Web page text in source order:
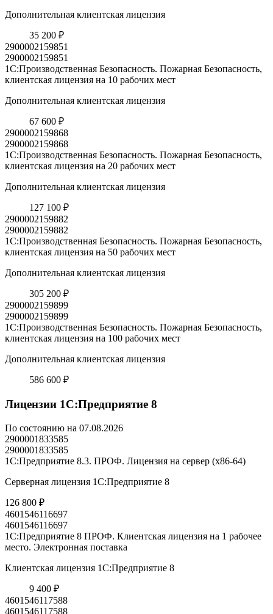
Дополнительная клиентская лицензия
35 200 ₽
2900002159851
2900002159851
1С:Производственная Безопасность. Пожарная Безопасность,
клиентская лицензия на 10 рабочих мест
Дополнительная клиентская лицензия
67 600 ₽
2900002159868
2900002159868
1С:Производственная Безопасность. Пожарная Безопасность,
клиентская лицензия на 20 рабочих мест
Дополнительная клиентская лицензия
127 100 ₽
2900002159882
2900002159882
1С:Производственная Безопасность. Пожарная Безопасность,
клиентская лицензия на 50 рабочих мест
Дополнительная клиентская лицензия
305 200 ₽
2900002159899
2900002159899
1С:Производственная Безопасность. Пожарная Безопасность,
клиентская лицензия на 100 рабочих мест
Дополнительная клиентская лицензия
586 600 ₽
Лицензии 1С:Предприятие 8
По состоянию на 07.08.2026
2900001833585
2900001833585
1С:Предприятие 8.3. ПРОФ. Лицензия на сервер (x86-64)
Серверная лицензия 1С:Предприятие 8
126 800 ₽
4601546116697
4601546116697
1С:Предприятие 8 ПРОФ. Клиентская лицензия на 1 рабочее
место. Электронная поставка
Клиентская лицензия 1С:Предприятие 8
9 400 ₽
4601546117588
4601546117588